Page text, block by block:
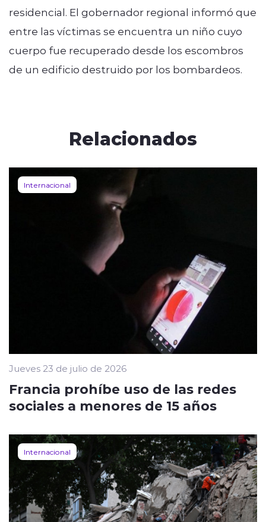
residencial. El gobernador regional informó que
entre las víctimas se encuentra un niño cuyo
cuerpo fue recuperado desde los escombros
de un edificio destruido por los bombardeos.
Relacionados
Internacional
Jueves 23 de julio de 2026
Francia prohíbe uso de las redes
sociales a menores de 15 años
Internacional